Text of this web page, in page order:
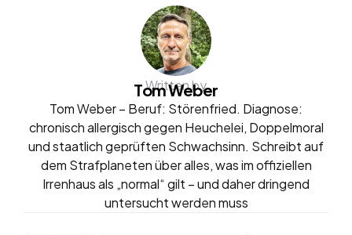
Written by
Tom Weber
Tom Weber – Beruf: Störenfried. Diagnose:
chronisch allergisch gegen Heuchelei, Doppelmoral
und staatlich geprüften Schwachsinn. Schreibt auf
dem Strafplaneten über alles, was im offiziellen
Irrenhaus als „normal“ gilt – und daher dringend
untersucht werden muss